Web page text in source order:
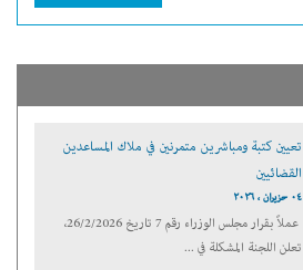
تعيين كتبة ومباشرين متمرنين في ملاك المساعدين
القضائيين
٠٤ حزيران ، ٢٠٢٦
عملاً بقرار مجلس الوزراء رقم 7 تاريخ 26/2/2026،
تعلن اللجنة المشكلة في ...